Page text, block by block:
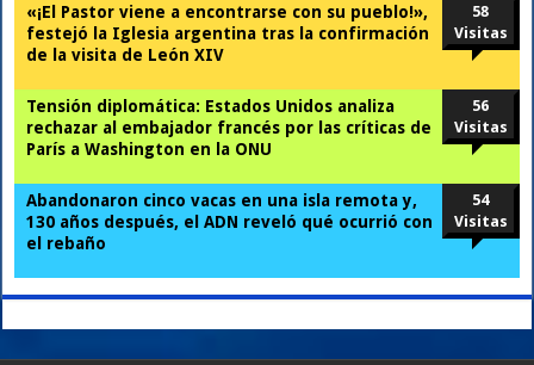
«¡El Pastor viene a encontrarse con su pueblo!»,
festejó la Iglesia argentina tras la confirmación
de la visita de León XIV
58
Visitas
Tensión diplomática: Estados Unidos analiza
rechazar al embajador francés por las críticas de
París a Washington en la ONU
56
Visitas
Abandonaron cinco vacas en una isla remota y,
130 años después, el ADN reveló qué ocurrió con
el rebaño
54
Visitas